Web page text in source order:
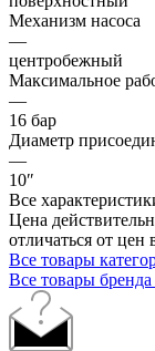
Механизм насоса
—
центробежный
Максимальное
—
16 бар
Диаметр
—
10″
Все
Цена
отличаться от
Все товары
Все товары